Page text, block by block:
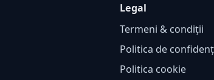
Legal
Termeni & condiții
Politica de
Politica cookie